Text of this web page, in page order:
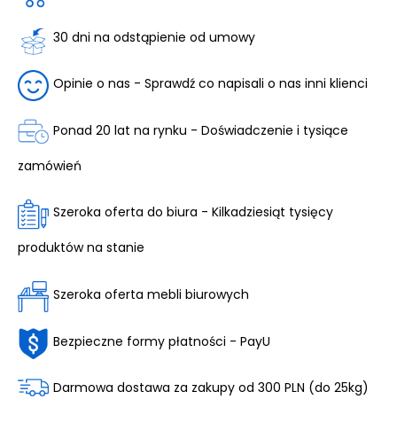
30 dni na odstąpienie od umowy
Opinie o nas - Sprawdź co napisali o nas inni klienci
Ponad 20 lat na rynku - Doświadczenie i tysiące
zamówień
Szeroka oferta do biura - Kilkadziesiąt tysięcy
produktów na stanie
Szeroka oferta mebli biurowych
Bezpieczne formy płatności - PayU
Darmowa dostawa za zakupy od 300 PLN (do 25kg)